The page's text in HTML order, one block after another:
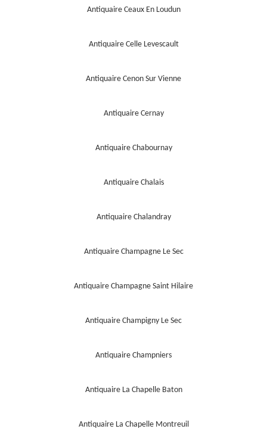
Antiquaire Ceaux En Loudun
Antiquaire Celle Levescault
Antiquaire Cenon Sur Vienne
Antiquaire Cernay
Antiquaire Chabournay
Antiquaire Chalais
Antiquaire Chalandray
Antiquaire Champagne Le Sec
Antiquaire Champagne Saint Hilaire
Antiquaire Champigny Le Sec
Antiquaire Champniers
Antiquaire La Chapelle Baton
Antiquaire La Chapelle Montreuil